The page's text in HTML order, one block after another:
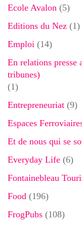
Ecole Avalon (5)
Editions du Nez (1)
Emploi (14)
En relations presse
tribunes)
(1)
Entrepreneuriat (9)
Espaces
Et de nous qui se
Everyday Life (6)
Fontainebleau
Food (196)
FrogPubs (108)